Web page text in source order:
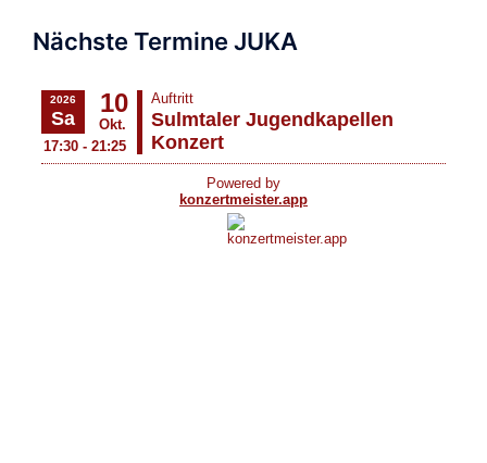
Nächste Termine JUKA